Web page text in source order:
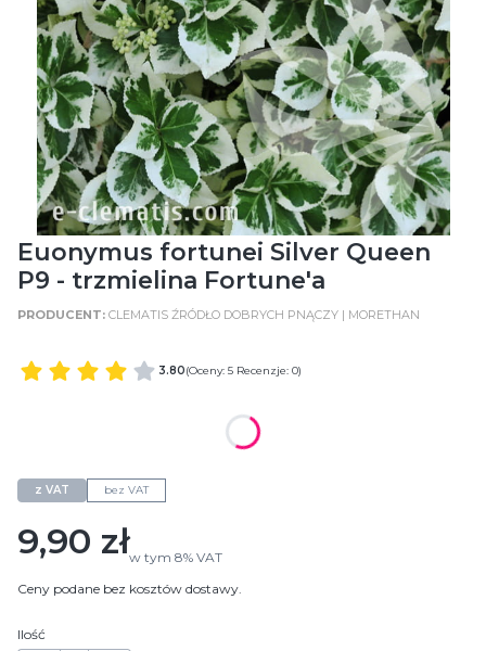
Euonymus fortunei Silver Queen
P9 - trzmielina Fortune'a
CLEMATIS ŹRÓDŁO DOBRYCH PNĄCZY | MORETHAN
3.80(Oceny: 5 Recenzje: 0)
WIELKOŚĆ POJEMNIKA P9 (0,5 Litry)
z VAT bez VAT
Cena
9,90 złw tym 8% VAT
Ceny podane bez kosztów dostawy.
Ilość